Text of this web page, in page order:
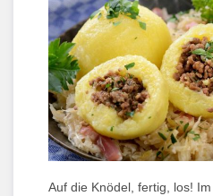
Auf die Knödel, fertig, los!